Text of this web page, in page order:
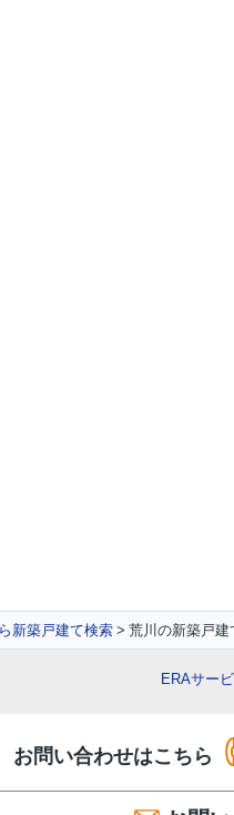
新築戸建て検索 荒川の新築戸建
ERAサー
お問い合わせはこちら